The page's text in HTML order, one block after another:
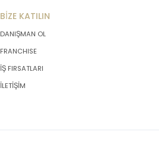
BİZE KATILIN
DANIŞMAN OL
FRANCHISE
İŞ FIRSATLARI
İLETİŞİM